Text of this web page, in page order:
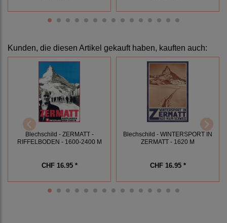
Kunden, die diesen Artikel gekauft haben, kauften auch:
Blechschild - ZERMATT -
RIFFELBODEN - 1600-2400 M
CHF 16.95 *
Blechschild - WINTERSPORT IN
ZERMATT - 1620 M
CHF 16.95 *